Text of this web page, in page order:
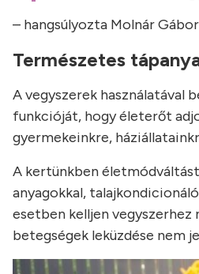
– hangsúlyozta Molnár
Természetes
A vegyszerek használatával
funkcióját, hogy életerőt
gyermekeinkre,
A kertünkben
anyagokkal,
esetben kelljen vegyszerhez
betegségek leküzdése nem